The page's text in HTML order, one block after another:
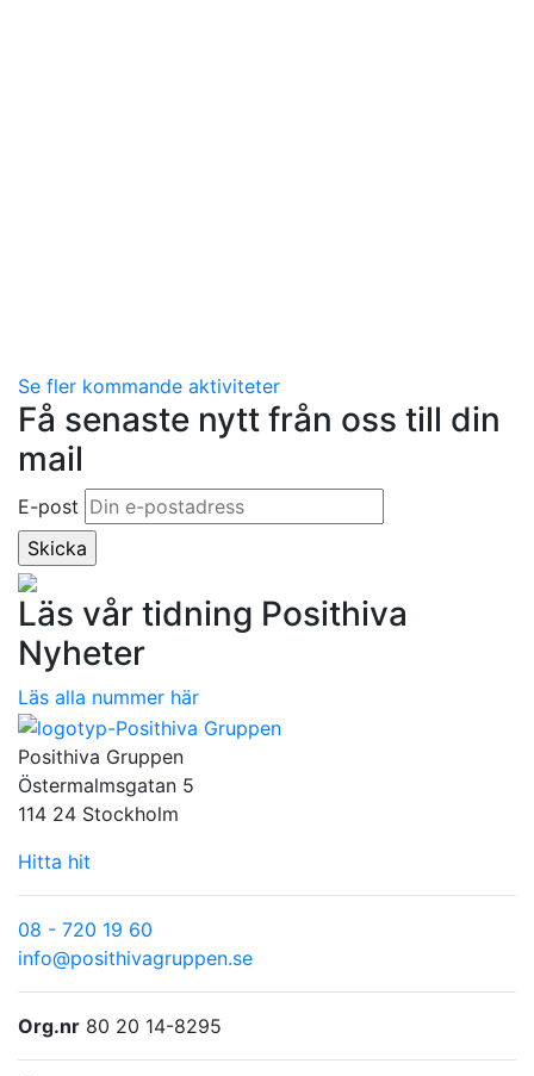
Se fler kommande aktiviteter
Få senaste nytt från oss till din
mail
E-post
Läs vår tidning Posithiva
Nyheter
Läs alla nummer här
Posithiva Gruppen
Östermalmsgatan 5
114 24 Stockholm
Hitta hit
08 - 720 19 60
info@posithivagruppen.se
Org.nr 80 20 14-8295